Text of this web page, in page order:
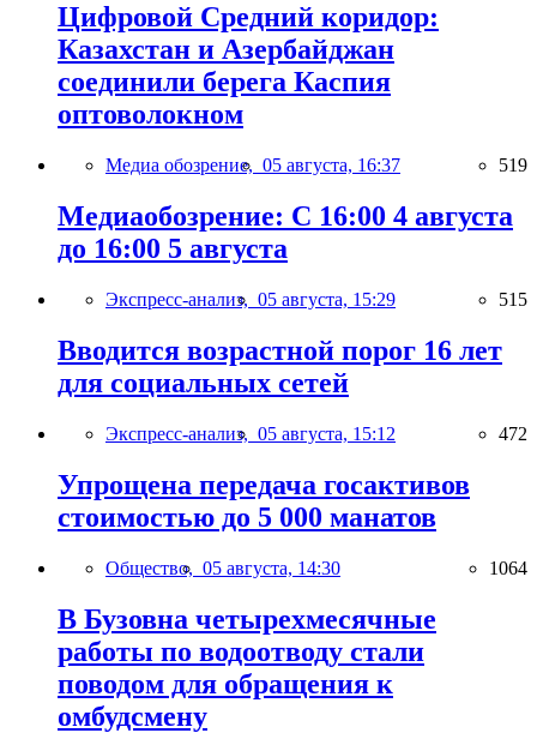
Цифровой Средний коридор:
Казахстан и Азербайджан
соединили берега Каспия
оптоволокном
Медиа обозрение, 05 августа, 16:37 519
Медиаобозрение: С 16:00 4 августа
до 16:00 5 августа
Экспресс-анализ, 05 августа, 15:29 515
Вводится возрастной порог 16 лет
для социальных сетей
Экспресс-анализ, 05 августа, 15:12 472
Упрощена передача госактивов
стоимостью до 5 000 манатов
Общество, 05 августа, 14:30 1064
В Бузовна четырехмесячные
работы по водоотводу стали
поводом для обращения к
омбудсмену